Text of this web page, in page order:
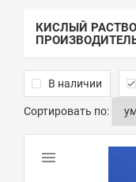
КИСЛЫЙ
В наличии
Сортировать по: